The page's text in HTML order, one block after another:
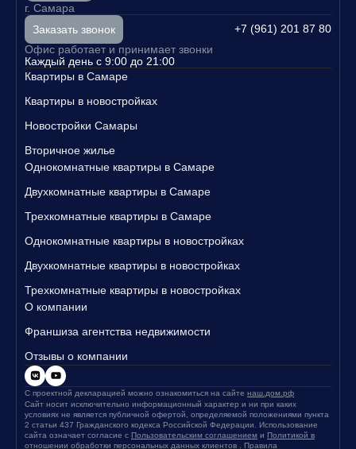
г. Самара
Заказать звонок
+7 (961) 201 87 80
Офис работает и принимает звонки
Каждый день с 9:00 до 21:00
Квартиры в Самаре
Квартиры в новостройках
Новостройки Самары
Вторичное жилье
Однокомнатные квартиры в Самаре
Двухкомнатные квартиры в Самаре
Трехкомнатные квартиры в Самаре
Однокомнатные квартиры в новостройках
Двухкомнатные квартиры в новостройках
Трехкомнатные квартиры в новостройках
О компании
Франшиза агентства недвижимости
Отзывы о компании
С проектной декларацией можно ознакомиться на сайте наш.дом.рф
Сайт носит исключительно информационный характер и ни при каких
условиях не является публичной офертой, определяемой положениями пункта
2 статьи 437 Гражданского кодекса Российской Федерации. Использование
сайта означает согласие с Пользовательским соглашением и Политикой в
отношении обработки персональных данных клиентов
Правила